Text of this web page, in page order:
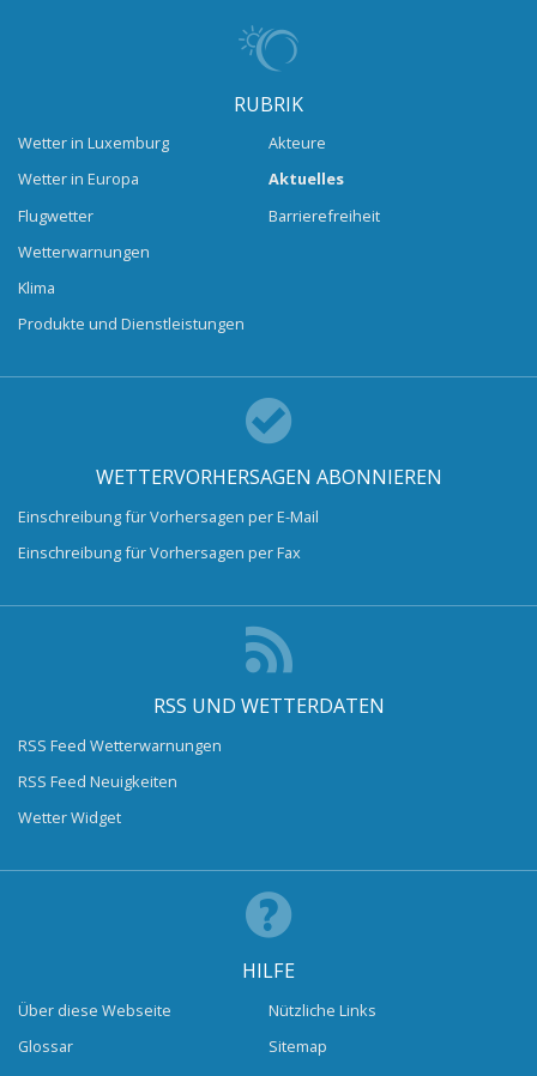
RUBRIK
Wetter in Luxemburg
Wetter in Europa
Flugwetter
Wetterwarnungen
Klima
Produkte und Dienstleistungen
Akteure
Aktuelles
Barrierefreiheit
WETTERVORHERSAGEN ABONNIEREN
Einschreibung für Vorhersagen per E-Mail
Einschreibung für Vorhersagen per Fax
RSS UND WETTERDATEN
RSS Feed Wetterwarnungen
RSS Feed Neuigkeiten
Wetter Widget
HILFE
Über diese Webseite
Glossar
Nützliche Links
Sitemap